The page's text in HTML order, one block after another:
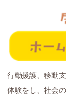
行動援護、移動
体験をし、社会